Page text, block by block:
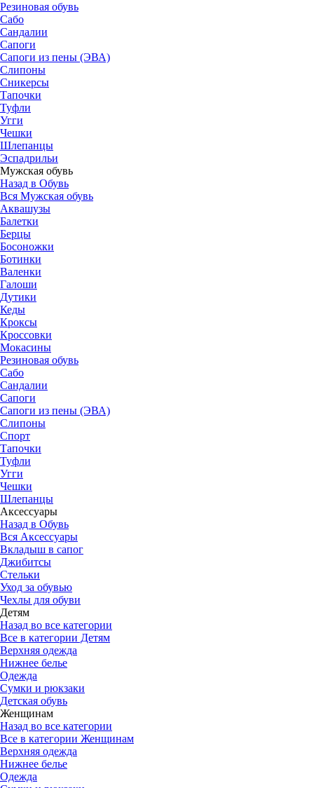
Резиновая обувь
Сабо
Сандалии
Сапоги
Сапоги из пены (ЭВА)
Слипоны
Сникерсы
Тапочки
Туфли
Угги
Чешки
Шлепанцы
Эспадрильи
Мужская обувь
Назад в Обувь
Вся Мужская обувь
Аквашузы
Балетки
Берцы
Босоножки
Ботинки
Валенки
Галоши
Дутики
Кеды
Кроксы
Кроссовки
Мокасины
Резиновая обувь
Сабо
Сандалии
Сапоги
Сапоги из пены (ЭВА)
Слипоны
Спорт
Тапочки
Туфли
Угги
Чешки
Шлепанцы
Аксессуары
Назад в Обувь
Вся Аксессуары
Вкладыш в сапог
Джибитсы
Стельки
Уход за обувью
Чехлы для обуви
Детям
Назад во все категории
Все в категории Детям
Верхняя одежда
Нижнее белье
Одежда
Сумки и рюкзаки
Детская обувь
Женщинам
Назад во все категории
Все в категории Женщинам
Верхняя одежда
Нижнее белье
Одежда